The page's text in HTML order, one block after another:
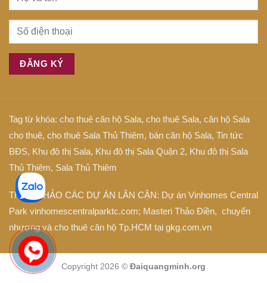
Tag từ khóa: cho thuê căn hộ Sala, cho thuê Sala, căn hộ Sala
cho thuê, cho thuê Sala Thủ Thiêm, bán căn hộ Sala, Tin tức
BĐS, Khu đô thị Sala, Khu đô thị Sala Quận 2, Khu đô thị Sala
Thủ Thiêm, Sala Thủ Thiêm
THAM KHẢO CÁC DỰ ÁN LÂN CẬN: Dự án Vinhomes Central
Park vinhomescentralparktc.com; Masteri Thảo Điền, chuyển
nhượng và cho thuê căn hộ Tp.HCM tại gkg.com.vn
Copyright 2026 © Đaiquangminh.org